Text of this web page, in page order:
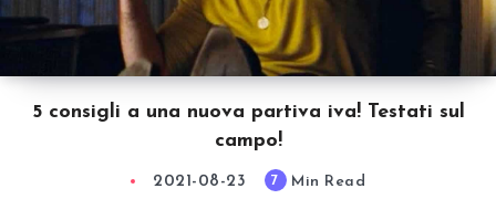
5 consigli a una nuova partiva iva! Testati sul
campo!
2021-08-23 7 Min Read